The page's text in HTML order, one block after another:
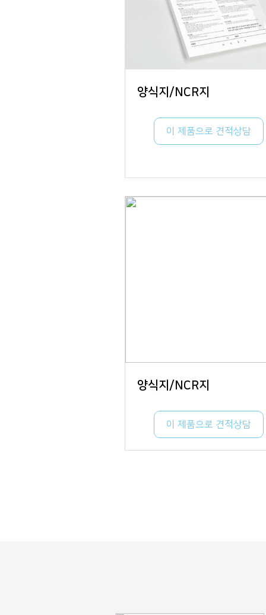
양식지/NCR지
이 제품으로 견적상담
양식지/NCR지
이 제품으로 견적상담